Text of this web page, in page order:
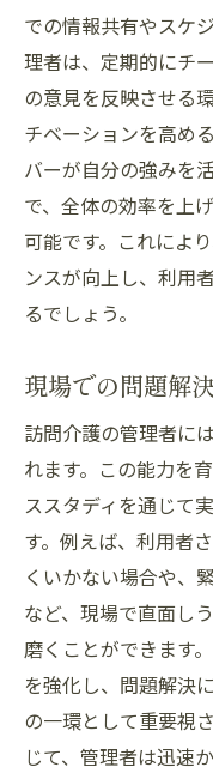
ルを磨く
日々の業務
工夫
費用対効果
訪問介護の
実践的な危
現場で活
訪問介護の
訪問介護管理者
管理者と
現場でリー
備
訪問介護チ
法
スタッフと
ーチ
現場での
訪問介護の
継続的な学び
での情報共有やスケ
理者は、定期的にチ
の意見を反映させる
チベーションを高め
バーが自分の強みを
で、全体の効率を上
可能です。これによ
ンスが向上し、利用
るでしょう。
現場での問題解
訪問介護の管理者に
れます。この能力を
ススタディを通じて
す。例えば、利用者
くいかない場合や、
など、現場で直面し
磨くことができます
を強化し、問題解決
の一環として重要視
じて、管理者は迅速